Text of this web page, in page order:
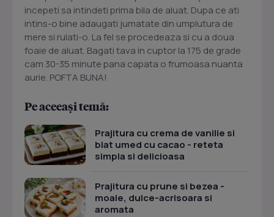
incepeti sa intindeti prima bila de aluat. Dupa ce ati
intins-o bine adaugati jumatate din umplutura de
mere si rulati-o. La fel se procedeaza si cu a doua
foaie de aluat. Bagati tava in cuptor la 175 de grade
cam 30-35 minute pana capata o frumoasa nuanta
aurie. POFTA BUNA!
Pe aceeași temă:
Prajitura cu crema de vanilie si
blat umed cu cacao - reteta
simpla si delicioasa
Prajitura cu prune si bezea -
moale, dulce-acrisoara si
aromata